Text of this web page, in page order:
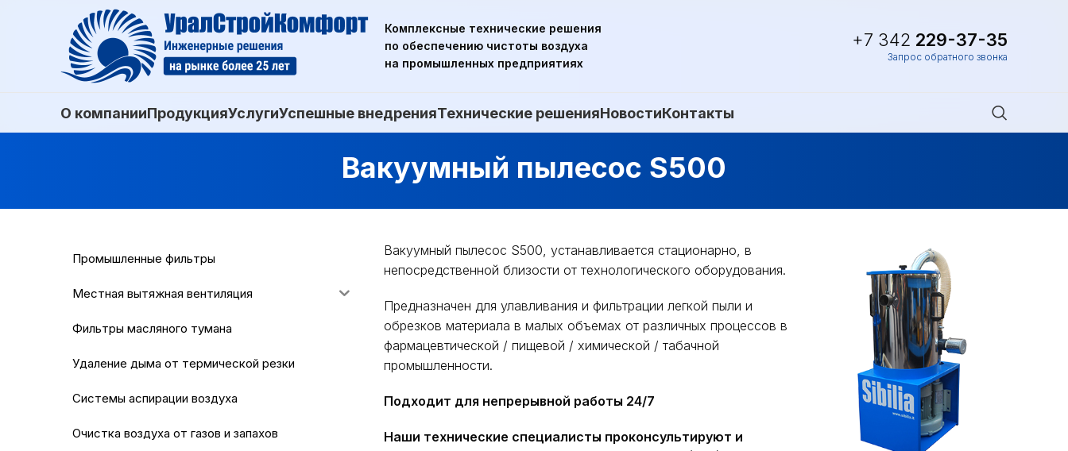
Комплексные технические решения
по обеспечению чистоты воздуха
на промышленных предприятиях
+7 342 229-37-35
Запрос обратного звонка
О компанииПродукцияУслугиУспешные внедренияТехнические решенияНовостиКонтакты
Вакуумный пылесос S500
Вакуумный пылесос S500, устанавливается стационарно, в
непосредственной близости от технологического оборудования.
Предназначен для улавливания и фильтрации легкой пыли и
обрезков материала в малых объемах от различных процессов в
фармацевтической / пищевой / химической / табачной
промышленности.
Подходит для непрерывной работы 24/7
Наши технические специалисты проконсультируют и
Промышленные фильтры
Местная вытяжная вентиляция
Фильтры масляного тумана
Удаление дыма от термической резки
Системы аспирации воздуха
Очистка воздуха от газов и запахов